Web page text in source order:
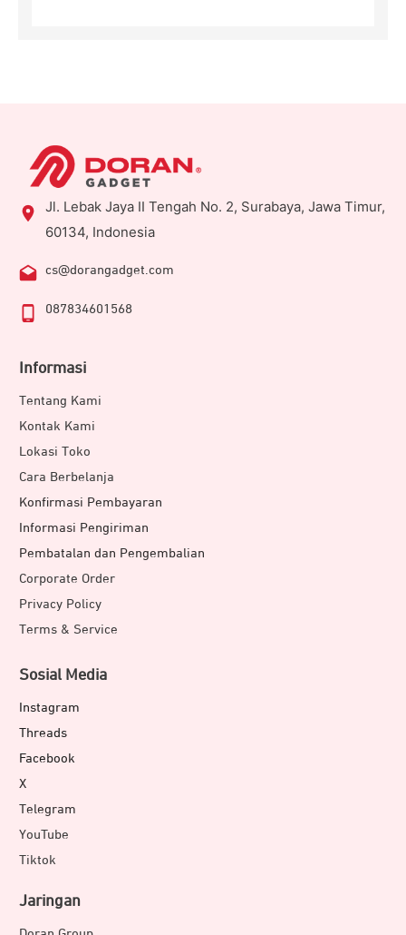
Jl. Lebak Jaya II Tengah No. 2, Surabaya, Jawa Timur,
60134, Indonesia
cs@dorangadget.com
087834601568
Informasi
Tentang Kami
Kontak Kami
Lokasi Toko
Cara Berbelanja
Konfirmasi Pembayaran
Informasi Pengiriman
Pembatalan dan Pengembalian
Corporate Order
Privacy Policy
Terms & Service
Sosial Media
Instagram
Threads
Facebook
X
Telegram
YouTube
Tiktok
Jaringan